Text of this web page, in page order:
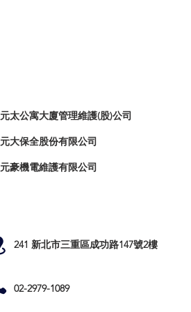
元太公寓大廈管理維護(股)公司
元大保全股份有限公司
元豪機電維護有限公司
241 新北市三重區成功路147號2樓
02-2979-1089